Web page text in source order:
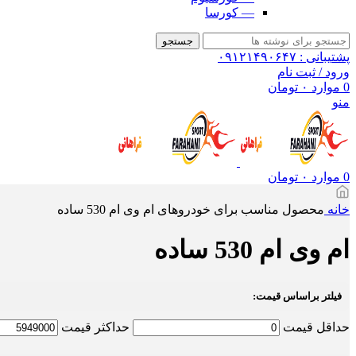
— کورسا
جستجو
پشتیبانی : ۰۹۱۲۱۴۹۰۶۴۷
ورود / ثبت نام
0 موارد ۰ تومان
منو
0 موارد ۰ تومان
خانه محصول مناسب برای خودروهای ام وی ام 530 ساده
ام وی ام 530 ساده
فیلتر براساس قیمت:
حداقل قیمت حداكثر قيمت